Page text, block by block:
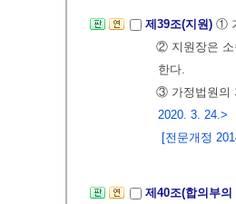
제39조(지원) ①
② 지원장은 소
한다.
③ 가정법원의
2020. 3. 24.>
[전문개정
제40조(합의부